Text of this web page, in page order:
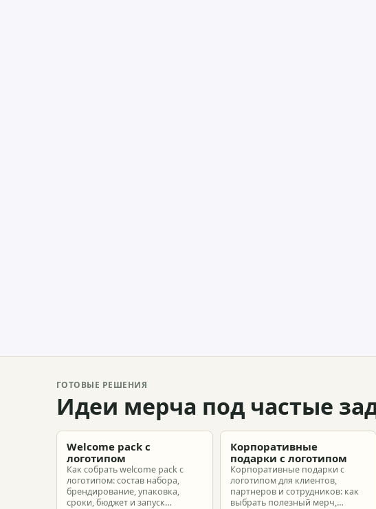
ГОТОВЫЕ РЕШЕНИЯ
Идеи мерча под частые
Welcome pack с
логотипом
Как собрать welcome pack с
логотипом: состав набора,
брендирование, упаковка,
сроки, бюджет и запуск
Корпоративные
подарки с логотипом
Корпоративные подарки с
логотипом для клиентов,
партнеров и сотрудников: как
выбрать полезный мерч,